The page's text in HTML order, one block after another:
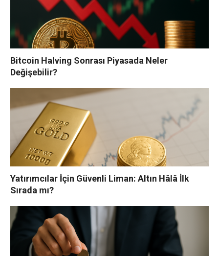
Bitcoin Halving Sonrası Piyasada Neler
Değişebilir?
Yatırımcılar İçin Güvenli Liman: Altın Hâlâ İlk
Sırada mı?